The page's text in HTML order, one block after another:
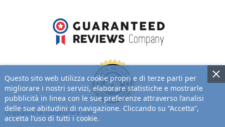
Orgogliosi di collaborare con:
Questo sito web utilizza cookie propri e di terze parti per
migliorare i nostri servizi, elaborare statistiche e mostrarle
pubblicità in linea con le sue preferenze attraverso l’analisi
delle sue abitudini di navigazione. Cliccando su “Accetta”,
accetta l’uso di tutti i cookie.